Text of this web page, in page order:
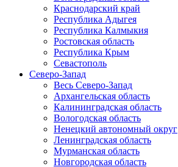
Краснодарский край
Республика Адыгея
Республика Калмыкия
Ростовская область
Республика Крым
Севастополь
Северо-Запад
Весь Северо-Запад
Архангельская область
Калининградская область
Вологодская область
Ненецкий автономный округ
Ленинградская область
Мурманская область
Новгородская область